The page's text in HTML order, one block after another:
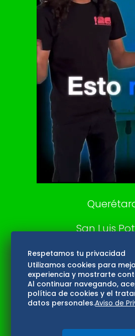
El Universal
Vive USA
Clase
De 10
DeDinero
Aviso
Consultas
San Luis
Edomex
Hidalgo
Oaxaca
Respetamos tu privacidad
Utilizamos cookies para
experiencia y mostrarte
Al continuar navegando,
política de cookies y el
datos personales.Aviso de